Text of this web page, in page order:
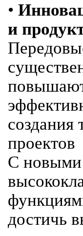
•
и
создания
проектов
С новыми
достичь